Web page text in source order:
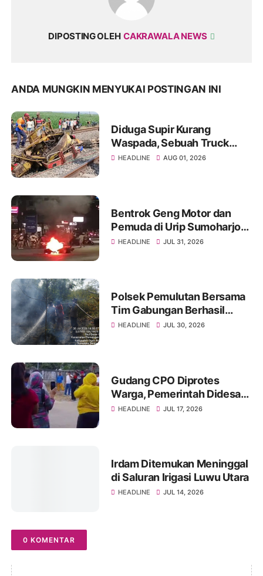
DIPOSTING OLEH CAKRAWALA NEWS
ANDA MUNGKIN MENYUKAI POSTINGAN INI
Diduga Supir Kurang
Waspada, Sebuah Truck
Tangki Berisi Air Tertabrak
HEADLINE AUG 01, 2026
Bentrok Geng Motor dan
Pemuda di Urip Sumoharjo
Makassar, Satu Motor
HEADLINE JUL 31, 2026
Polsek Pemulutan Bersama
Tim Gabungan Berhasil
Padamkan Api di 4 Hektare
HEADLINE JUL 30, 2026
Gudang CPO Diprotes
Warga, Pemerintah Didesak
Hadir Menjawab Dugaan
HEADLINE JUL 17, 2026
Irdam Ditemukan Meninggal
di Saluran Irigasi Luwu Utara
HEADLINE JUL 14, 2026
0 KOMENTAR